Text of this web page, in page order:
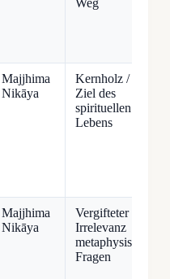
Weg
Majjhima
Nikāya
Kernholz / Wahres
Ziel des
spirituellen
Lebens
Majjhima
Nikāya
Vergifteter Pfeil /
Irrelevanz
metaphysischer
Fragen